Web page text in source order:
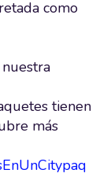
como
tienen
más